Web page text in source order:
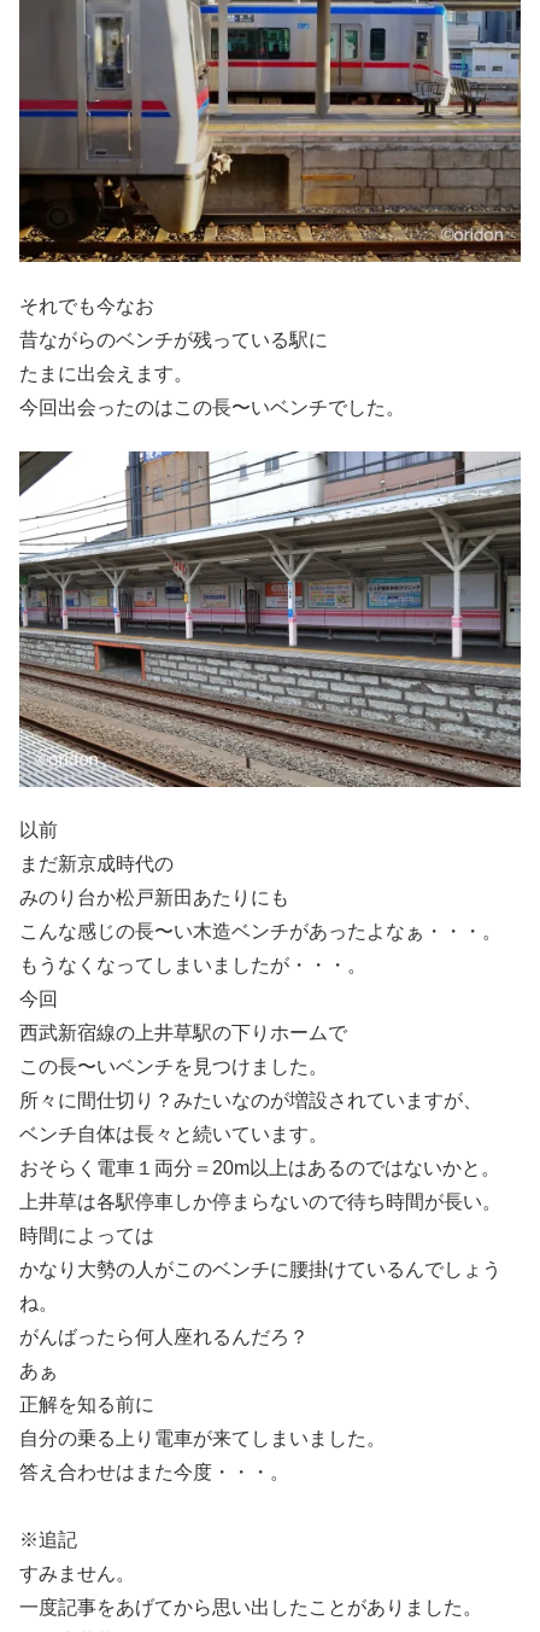
それでも今なお
昔ながらのベンチが残っている駅に
たまに出会えます。
今回出会ったのはこの長〜いベンチでした。
以前
まだ新京成時代の
みのり台か松戸新田あたりにも
こんな感じの長〜い木造ベンチがあったよなぁ・・・。
もうなくなってしまいましたが・・・。
今回
西武新宿線の上井草駅の下りホームで
この長〜いベンチを見つけました。
所々に間仕切り？みたいなのが増設されていますが、
ベンチ自体は長々と続いています。
おそらく電車１両分＝20m以上はあるのではないかと。
上井草は各駅停車しか停まらないので待ち時間が長い。
時間によっては
かなり大勢の人がこのベンチに腰掛けているんでしょう
ね。
がんばったら何人座れるんだろ？
あぁ
正解を知る前に
自分の乗る上り電車が来てしまいました。
答え合わせはまた今度・・・。
※追記
すみません。
一度記事をあげてから思い出したことがありました。